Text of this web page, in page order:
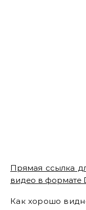
Прямая ссылка
видео в формате
Как хорошо